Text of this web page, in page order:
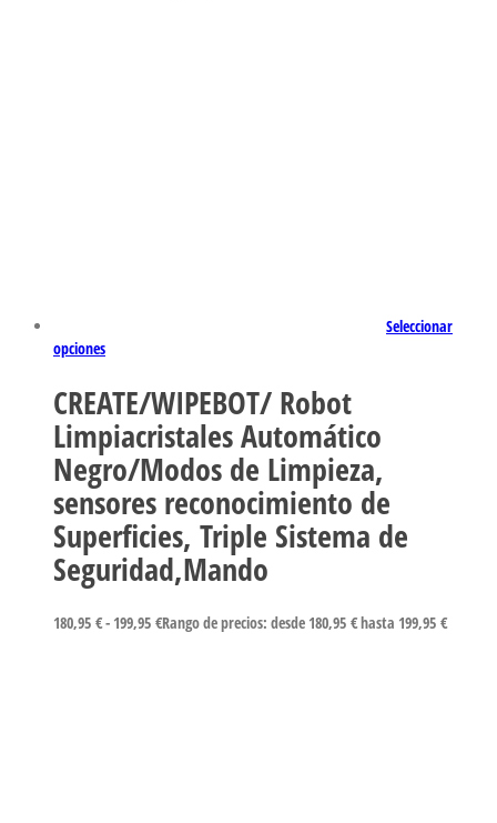
Seleccionar
opciones
CREATE/WIPEBOT/ Robot
Limpiacristales Automático
Negro/Modos de Limpieza,
sensores reconocimiento de
Superficies, Triple Sistema de
Seguridad,Mando
180,95 €- 199,95 €Rango de precios: desde 180,95 € hasta 199,95 €